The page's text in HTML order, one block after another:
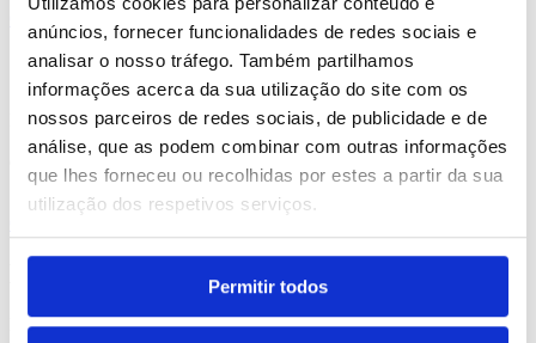
anúncios, fornecer funcionalidades de redes sociais e
analisar o nosso tráfego. Também partilhamos
informações acerca da sua utilização do site com os
nossos parceiros de redes sociais, de publicidade e de
análise, que as podem combinar com outras informações
que lhes forneceu ou recolhidas por estes a partir da sua
utilização dos respetivos serviços.
Permitir todos
Canary
REF. BI-PS-92839
0.33
REF. BI-PS-92895